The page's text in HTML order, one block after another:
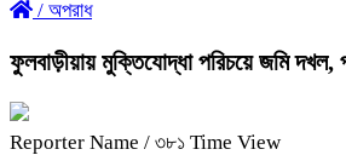
/ অপরাধ
ফুলবাড়ীয়ায় মুক্তিযোদ্ধা পরিচয়ে জমি দখল,
Reporter Name / ৩৮১ Time View